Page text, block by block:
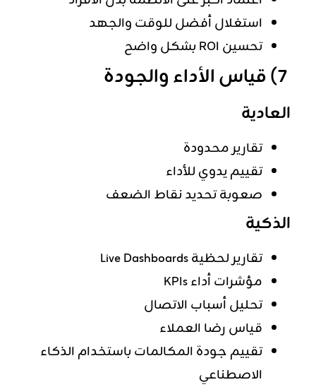
استغلال أفضل للوقت والجهد
تحسين ROI بشكل واضح
العادية
تقارير محدودة
تقييم يدوي للأداء
صعوبة تحديد نقاط الضعف
الذكية
تقارير لحظية Live Dashboards
مؤشرات أداء KPIs
تحليل أسباب الاتصال
قياس رضا العملاء
تقييم جودة المكالمات باستخدام الذكاء
الاصطناعي